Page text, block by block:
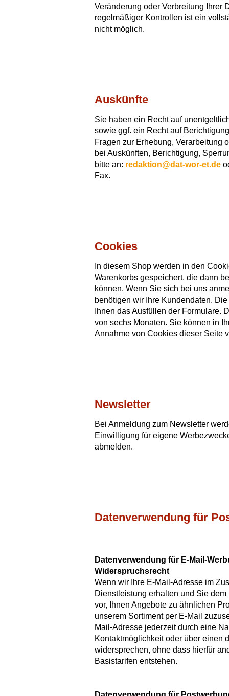
Veränderung oder Verbreitung Ihrer
regelmäßiger Kontrollen ist ein
nicht möglich.
Auskünfte
Sie haben ein Recht auf
sowie ggf. ein Recht auf
Fragen zur Erhebung, Verarbeitung
bei Auskünften, Berichtigung,
bitte an: redaktion@dat-wor-et.de
Fax.
Cookies
In diesem Shop werden in den
Warenkorbs gespeichert, die dann
können. Wenn Sie sich bei uns
benötigen wir Ihre Kundendaten.
Ihnen das Ausfüllen der Formulare.
von sechs Monaten. Sie können in
Annahme von Cookies dieser Seite
Newsletter
Bei Anmeldung zum Newsletter
Einwilligung für eigene
abmelden.
Datenverwendung für
Datenverwendung für E-Mail-
Widerspruchsrecht
Wenn wir Ihre E-Mail-Adresse im
Dienstleistung erhalten und Sie
vor, Ihnen Angebote zu ähnlichen
unserem Sortiment per E-Mail
Mail-Adresse jederzeit durch eine
Kontaktmöglichkeit oder über einen
widersprechen, ohne dass hierfür
Basistarifen entstehen.